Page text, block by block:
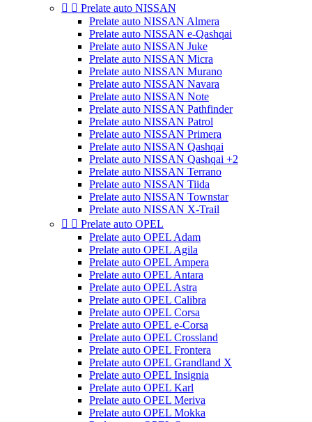
  Prelate auto NISSAN
Prelate auto NISSAN Almera
Prelate auto NISSAN e-Qashqai
Prelate auto NISSAN Juke
Prelate auto NISSAN Micra
Prelate auto NISSAN Murano
Prelate auto NISSAN Navara
Prelate auto NISSAN Note
Prelate auto NISSAN Pathfinder
Prelate auto NISSAN Patrol
Prelate auto NISSAN Primera
Prelate auto NISSAN Qashqai
Prelate auto NISSAN Qashqai +2
Prelate auto NISSAN Terrano
Prelate auto NISSAN Tiida
Prelate auto NISSAN Townstar
Prelate auto NISSAN X-Trail
  Prelate auto OPEL
Prelate auto OPEL Adam
Prelate auto OPEL Agila
Prelate auto OPEL Ampera
Prelate auto OPEL Antara
Prelate auto OPEL Astra
Prelate auto OPEL Calibra
Prelate auto OPEL Corsa
Prelate auto OPEL e-Corsa
Prelate auto OPEL Crossland
Prelate auto OPEL Frontera
Prelate auto OPEL Grandland X
Prelate auto OPEL Insignia
Prelate auto OPEL Karl
Prelate auto OPEL Meriva
Prelate auto OPEL Mokka